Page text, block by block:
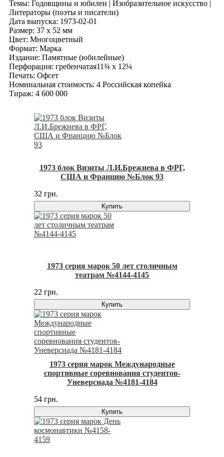
Темы: Годовщины и юбилеи | Изобразительное искусство |
Литераторы (поэты и писатели)
Дата выпуска: 1973-02-01
Размер: 37 x 52 мм
Цвет: Многоцветный
Формат: Марка
Издание: Памятные (юбилейные)
Перфорация: гребенчатая11¾ x 12¼
Печать: Офсет
Номинальная стоимость: 4 Российская копейка
Тираж: 4 600 000
1973 блок Визиты Л.И.Брежнева в ФРГ,
США и Францию №Блок 93
32 грн.
Купить
1973 серия марок 50 лет столичным
театрам №4144-4145
22 грн.
Купить
1973 серия марок Международные
спортивные соревнования студентов-
Уневерсиада №4181-4184
54 грн.
Купить